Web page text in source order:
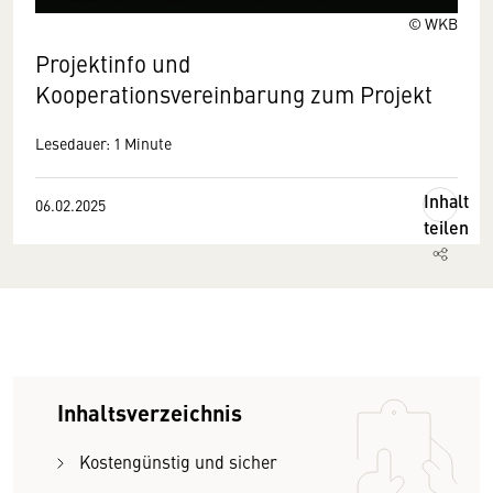
© WKB
Projektinfo und
Kooperationsvereinbarung zum Projekt
Lesedauer: 1 Minute
06.02.2025
Inhalt
teilen
Inhaltsverzeichnis
Kostengünstig und sicher